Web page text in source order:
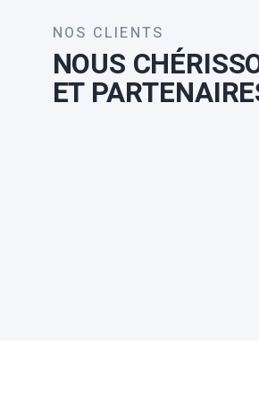
NOS CLIENTS
NOUS
ET